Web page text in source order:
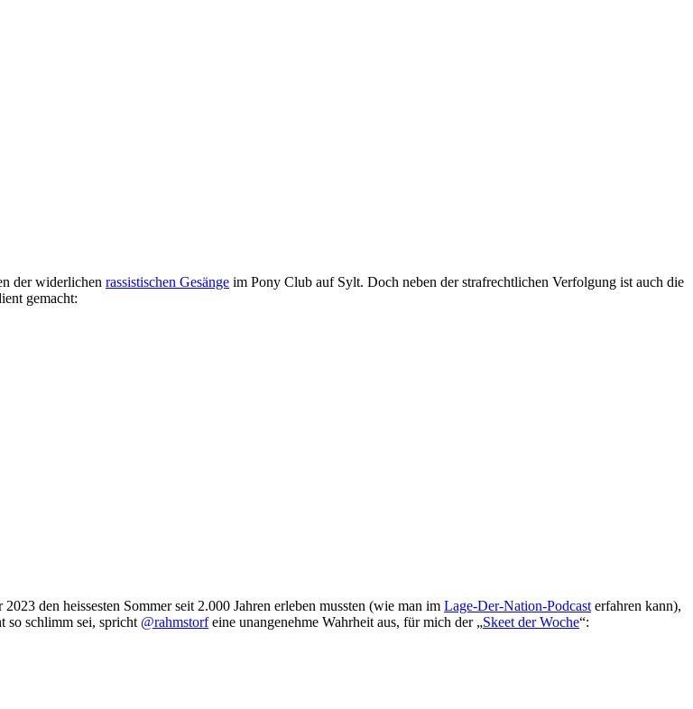
der widerlichen rassistischen Gesänge im Pony Club auf Sylt. Doch neben der strafrechtlichen Verfolgung ist auch die
gemacht:
2023 den heissesten Sommer seit 2.000 Jahren erleben mussten (wie man im Lage-Der-Nation-Podcast erfahren kann),
so schlimm sei, spricht @rahmstorfeine unangenehme Wahrheit aus, für mich der „Skeet der Woche“: